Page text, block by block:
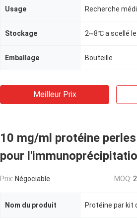
Usage Recherche
Stockage 2~8℃ a scellé
Emballage Bouteille
Meilleur Prix
10 mg/ml protéine
pour
Prix: Négociable MOQ:
Nom du produit Protéine par kit